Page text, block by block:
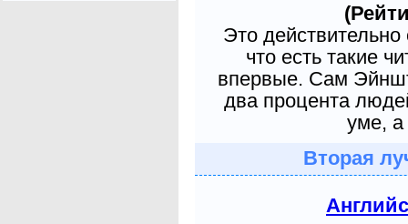
Это
что есть такие
впервые. Сам
два процента
уме, а
Вторая